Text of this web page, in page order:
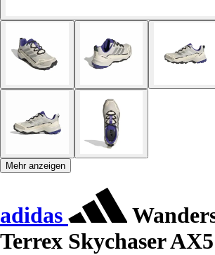
Mehr anzeigen
adidas
Terrex Skychaser